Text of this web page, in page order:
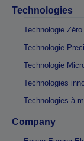
Technologies
Technologie
Technologie
Technologie
Technologies
Technologies à
Company